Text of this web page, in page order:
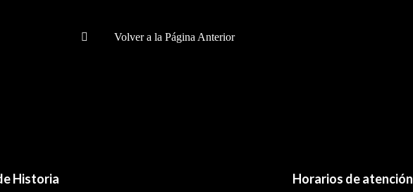
Volver a la Página Anterior
Historia Horarios de atención